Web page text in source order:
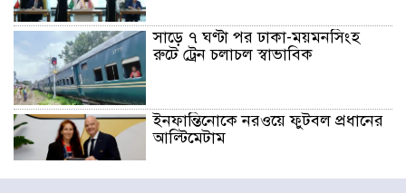
সাড়ে ৭ ঘণ্টা পর ঢাকা-ময়মনসিংহ
রুটে ট্রেন চলাচল স্বাভাবিক
ইনফান্তিনোকে নরওয়ে ফুটবল প্রধানের
আল্টিমেটাম